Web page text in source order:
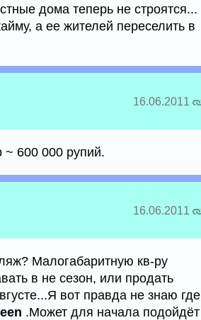
дома теперь не строятся...
а ее жителей переселить в
16.06.2011
~ 600 000 рупий.
16.06.2011
Малогабаритную кв-ру
в не сезон, или продать
вот правда не знаю где
.Может для начала подойдёт